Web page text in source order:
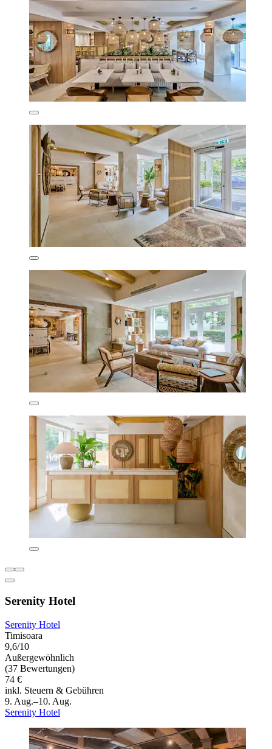
Serenity Hotel
Serenity Hotel
Timisoara
9,6/10
Außergewöhnlich
(37 Bewertungen)
74 €
inkl. Steuern & Gebühren
9. Aug.–10. Aug.
Serenity Hotel